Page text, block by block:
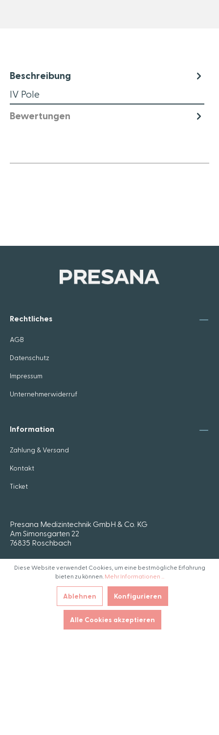
Beschreibung
IV Pole
Bewertungen
Rechtliches
AGB
Datenschutz
Impressum
Unternehmerwiderruf
Information
Zahlung & Versand
Kontakt
Ticket
Presana Medizintechnik GmbH & Co. KG
Am Simonsgarten 22
76835 Roschbach
© 2021 Presana Medizintechnik GmbH
+49 (0) 6323 986 8057
Diese Website verwendet Cookies, um eine bestmögliche Erfahrung
bieten zu können. Mehr Informationen ...
Ablehnen Konfigurieren
Alle Cookies akzeptieren